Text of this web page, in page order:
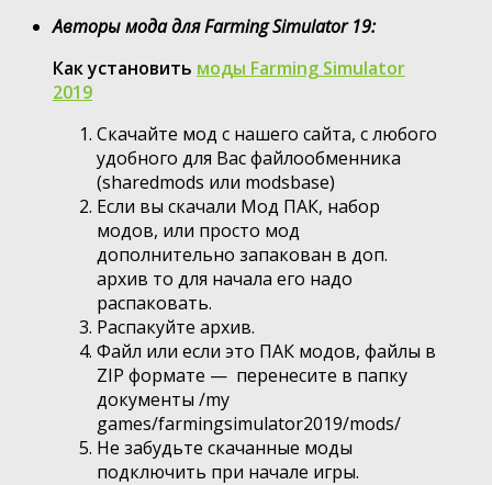
Авторы мода для Farming Simulator 19:
Как установить моды Farming Simulator
2019
Скачайте мод с нашего сайта, с любого
удобного для Вас файлообменника
(sharedmods или modsbase)
Если вы скачали Мод ПАК, набор
модов, или просто мод
дополнительно запакован в доп.
архив то для начала его надо
распаковать.
Распакуйте архив.
Файл или если это ПАК модов, файлы в
ZIP формате — перенесите в папку
документы /my
games/farmingsimulator2019/mods/
Не забудьте скачанные моды
подключить при начале игры.